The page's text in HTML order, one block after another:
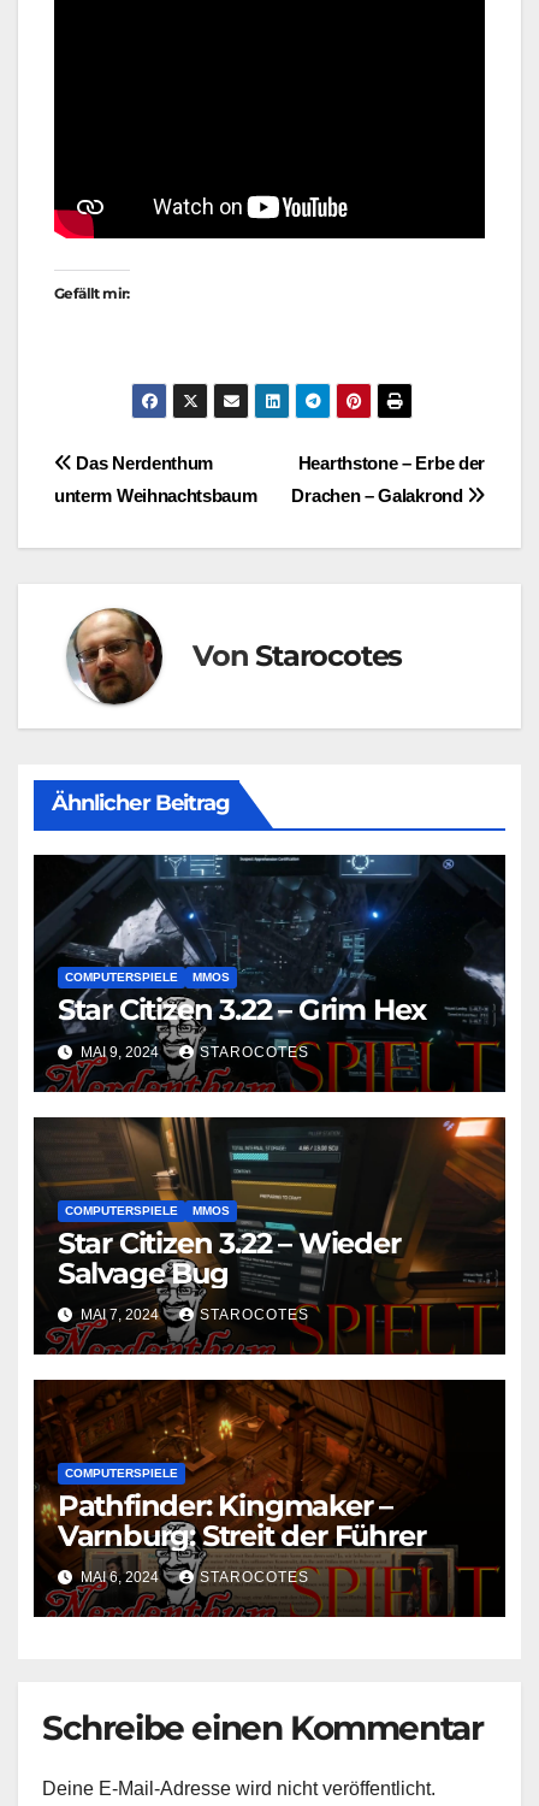
Gefällt mir:
Beitragsnavigation
Hearthstone – Erbe der
Drachen – Galakrond
Das Nerdenthum
unterm Weihnachtsbaum
VonStarocotes
Ähnlicher Beitrag
COMPUTERSPIELE MMOS
Star Citizen 3.22 – Grim Hex
MAI 9, 2024 STAROCOTES
COMPUTERSPIELE MMOS
Star Citizen 3.22 – Wieder
Salvage Bug
MAI 7, 2024 STAROCOTES
COMPUTERSPIELE
Pathfinder: Kingmaker –
Varnburg: Streit der Führer
MAI 6, 2024 STAROCOTES
Schreibe einen Kommentar
Deine E-Mail-Adresse wird nicht veröffentlicht.